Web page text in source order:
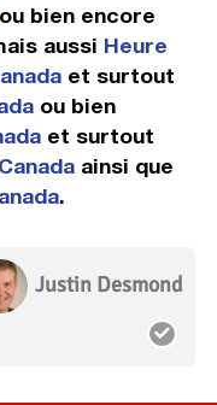
bien encore
aussi Heure
et surtout
ou bien
et surtout
ainsi que
.
Justin Desmond